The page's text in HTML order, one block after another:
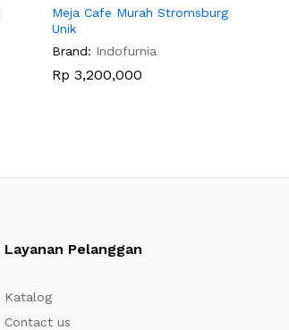
Meja Cafe Murah Stromsburg
Unik
Brand: Indofurnia
Rp 3,200,000
Layanan Pelanggan
Katalog
Contact us